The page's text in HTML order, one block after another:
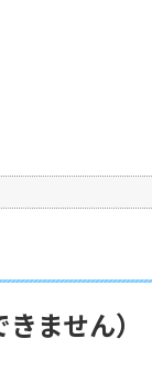
ません）